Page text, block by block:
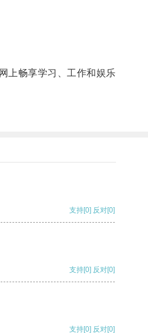
上畅享学习、工作和娱乐
支持[0] 反对[0]
支持[0] 反对[0]
支持[0] 反对[0]